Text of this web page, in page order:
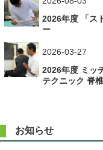
2026年度 「ス
ー
2026-03-27
2026年度 ミッ
テクニック 脊
お知らせ